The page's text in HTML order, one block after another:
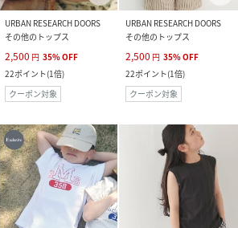
URBAN RESEARCH DOORS
その他のトップス
2,500 円 35%OFF
22ポイント(1倍)
クーポン対象
URBAN RESEARCH DOORS
その他のトップス
2,500 円 35%OFF
22ポイント(1倍)
クーポン対象